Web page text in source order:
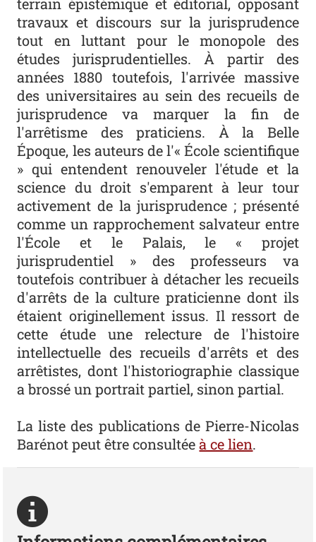
terrain épistémique et éditorial, opposant
travaux et discours sur la jurisprudence
tout en luttant pour le monopole des
études jurisprudentielles. À partir des
années 1880 toutefois, l'arrivée massive
des universitaires au sein des recueils de
jurisprudence va marquer la fin de
l'arrêtisme des praticiens. À la Belle
Époque, les auteurs de l'« École scientifique
» qui entendent renouveler l'étude et la
science du droit s'emparent à leur tour
activement de la jurisprudence ; présenté
comme un rapprochement salvateur entre
l'École et le Palais, le « projet
jurisprudentiel » des professeurs va
toutefois contribuer à détacher les recueils
d'arrêts de la culture praticienne dont ils
étaient originellement issus. Il ressort de
cette étude une relecture de l'histoire
intellectuelle des recueils d'arrêts et des
arrêtistes, dont l'historiographie classique
a brossé un portrait partiel, sinon partial.
La liste des publications de Pierre-Nicolas
Barénot peut être consultéeà ce lien.